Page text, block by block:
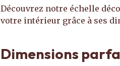
Découvrez notre échelle
votre intérieur grâce à ses
Dimensions